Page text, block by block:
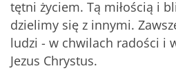
tętni życiem. Tą miłością i
dzielimy się z innymi.
ludzi - w chwilach radości i
Jezus Chrystus.